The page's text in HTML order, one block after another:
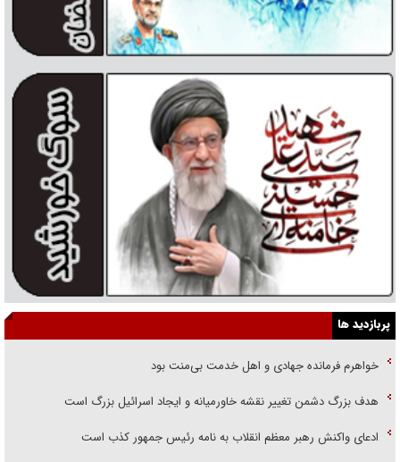
پربازدید ها
خواهرم فرمانده جهادی و اهل خدمت بی‌منت بود
هدف بزرگ دشمن تغییر نقشه خاورمیانه و ایجاد اسرائیل بزرگ است
ادعای واکنش رهبر معظم انقلاب به نامه رئیس جمهور کذب است